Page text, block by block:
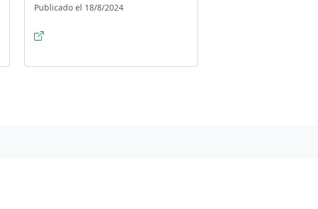
Publicado el 18/8/2024